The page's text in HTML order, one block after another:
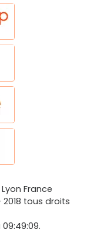
Lyon France
2018 tous droits